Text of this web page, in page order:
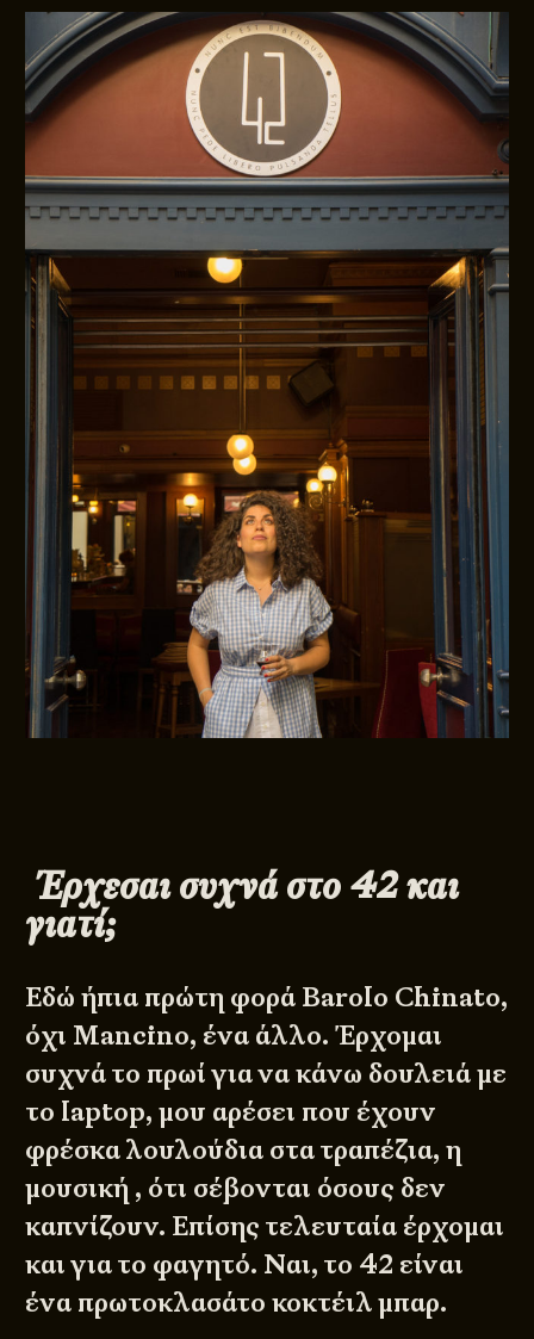
​Έ​ρχεσαι συχνά στο ​42​ και
γιατί;
Εδώ ήπια πρώτη φορά Barolo Chinato,
όχι Mancino, ένα άλλο. Έρχομαι
συχνά το πρωί για να κάνω δουλειά με
το laptop, μου αρέσει που έχουν
φρέσκα λουλούδια στα τραπέζια, η
μουσική , ότι σέβονται όσους δεν
καπνίζουν. Επίσης τελευταία έρχομαι
και για το φαγητό. Ναι, το 42 είναι
ένα πρωτοκλασάτο κοκτέιλ μπαρ.